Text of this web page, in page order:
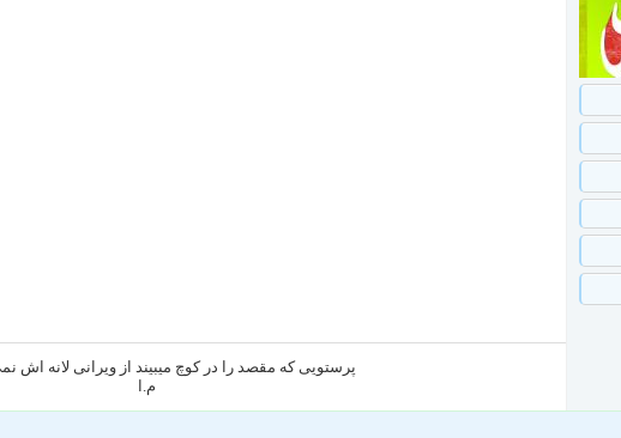
پرستویی که مقصد را در کوچ میبیند از ویرانی لانه اش
م.ا